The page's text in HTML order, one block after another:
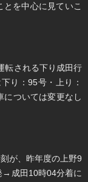
を中心に見ていこ
転される下り成田行
り：95号・上り：
については変更なし
が、昨年度の上野9
→成田10時04分着に